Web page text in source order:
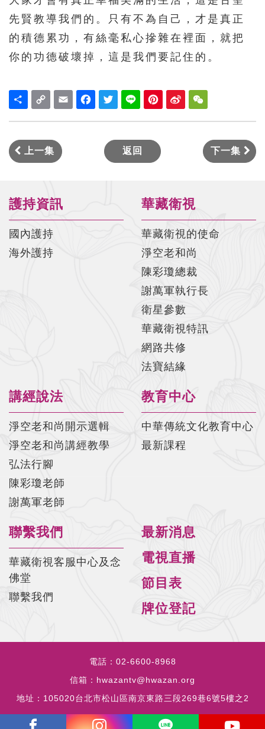
先賢教導我們的。只有不為自己，才是真正
的積德累功，有絲毫私心摻雜在裡面，就把
你的功德破壞掉，這是我們要記住的。
Share
Link
Email FacebookTwitter Line Pinterest Sina
Weibo
上一集 返回 下一集
護持資訊
國內護持
海外護持
華藏衛視
華藏衛視的使命
淨空老和尚
陳彩瓊總裁
謝萬軍執行長
衛星參數
華藏衛視特訊
網路共修
法寶結緣
講經說法
淨空老和尚開示選輯
淨空老和尚講經教學
弘法行腳
陳彩瓊老師
謝萬軍老師
教育中心
中華傳統文化教育中心
最新課程
聯繫我們
華藏衛視客服中心及念
佛堂
聯繫我們
最新消息
電視直播
節目表
牌位登記
電話： 02-6600-8968
信箱： hwazantv@hwazan.org
地址： 105020台北市松山區南京東路三段269巷6號5樓之2
copyrights © 2023 all rights reserved by HWAZANTV.